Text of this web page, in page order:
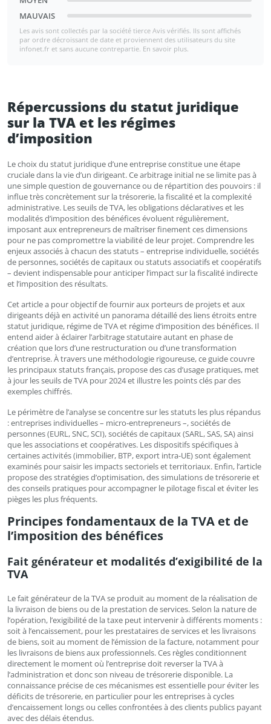
MAUVAIS
Les avis sont collectés par la société tierce Avis vérifiés. Ils sont affichés
par ordre décroissant de date et proviennent des utilisateurs du site
infonet.fr et sans aucune contrepartie. En savoir plus.
Répercussions du statut juridique
sur la TVA et les régimes
d’imposition
Le choix du statut juridique d’une entreprise constitue une étape
cruciale dans la vie d’un dirigeant. Ce arbitrage initial ne se limite pas à
une simple question de gouvernance ou de répartition des pouvoirs : il
influe très concrètement sur la trésorerie, la fiscalité et la complexité
administrative. Les seuils de TVA, les obligations déclaratives et les
modalités d’imposition des bénéfices évoluent régulièrement,
imposant aux entrepreneurs de maîtriser finement ces dimensions
pour ne pas compromettre la viabilité de leur projet. Comprendre les
enjeux associés à chacun des statuts – entreprise individuelle, sociétés
de personnes, sociétés de capitaux ou statuts associatifs et coopératifs
– devient indispensable pour anticiper l’impact sur la fiscalité indirecte
et l’imposition des résultats.
Cet article a pour objectif de fournir aux porteurs de projets et aux
dirigeants déjà en activité un panorama détaillé des liens étroits entre
statut juridique, régime de TVA et régime d’imposition des bénéfices. Il
entend aider à éclairer l’arbitrage statutaire autant en phase de
création que lors d’une restructuration ou d’une transformation
d’entreprise. À travers une méthodologie rigoureuse, ce guide couvre
les principaux statuts français, propose des cas d’usage pratiques, met
à jour les seuils de TVA pour 2024 et illustre les points clés par des
exemples chiffrés.
Le périmètre de l’analyse se concentre sur les statuts les plus répandus
: entreprises individuelles – micro-entrepreneurs –, sociétés de
personnes (EURL, SNC, SCI), sociétés de capitaux (SARL, SAS, SA) ainsi
que les associations et coopératives. Les dispositifs spécifiques à
certaines activités (immobilier, BTP, export intra-UE) sont également
examinés pour saisir les impacts sectoriels et territoriaux. Enfin, l’article
propose des stratégies d’optimisation, des simulations de trésorerie et
des conseils pratiques pour accompagner le pilotage fiscal et éviter les
pièges les plus fréquents.
Principes fondamentaux de la TVA et de
l’imposition des bénéfices
Fait générateur et modalités d’exigibilité de la
TVA
Le fait générateur de la TVA se produit au moment de la réalisation de
la livraison de biens ou de la prestation de services. Selon la nature de
l’opération, l’exigibilité de la taxe peut intervenir à différents moments :
soit à l’encaissement, pour les prestataires de services et les livraisons
de biens, soit au moment de l’émission de la facture, notamment pour
les livraisons de biens aux professionnels. Ces règles conditionnent
directement le moment où l’entreprise doit reverser la TVA à
l’administration et donc son niveau de trésorerie disponible. La
connaissance précise de ces mécanismes est essentielle pour éviter les
déficits de trésorerie, en particulier pour les entreprises à cycles
d’encaissement longs ou celles confrontées à des clients publics payant
avec des délais étendus.